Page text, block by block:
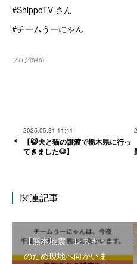
#ShippoTV さん
#チームうーにゃん
ブログ(848)
2025.05.31 11:41
【😺犬と猫の譲渡で栃木県に行っ
てきました🐶】
関連記事
【熊本地震、レスキュー
のため現地へ向かいま